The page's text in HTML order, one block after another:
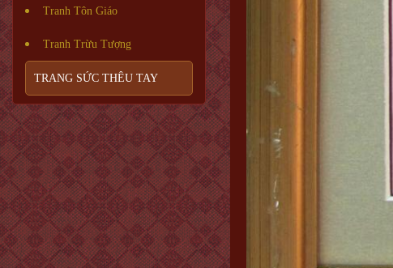
Tranh Tôn Giáo
Tranh Trừu Tượng
TRANG SỨC THÊU TAY